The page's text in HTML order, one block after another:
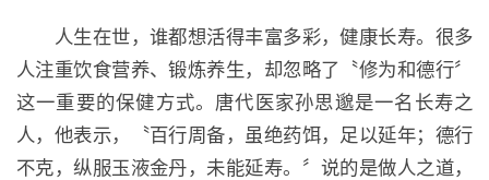
人生在世，谁都想活得丰富多彩，健康长寿。很多
人注重饮食营养、锻炼养生，却忽略了〝修为和德行〞
这一重要的保健方式。唐代医家孙思邈是一名长寿之
人，他表示，〝百行周备，虽绝药饵，足以延年；德行
不克，纵服玉液金丹，未能延寿。〞说的是做人之道，